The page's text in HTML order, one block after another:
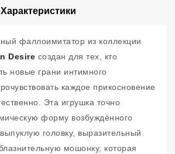
Характеристики
фаллоимитатор из коллекции
Desire создан для тех, кто
новые грани интимного
каждое прикосновение
Эта игрушка точно
форму возбуждённого
головку, выразительный
мошонку, которая